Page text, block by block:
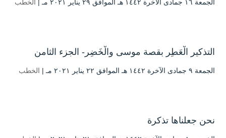
الجمعة ۱٦ جمادى الآخرة ۱٤٤۲ هـ الموافق ۲۹ يناير ۲۰۲۱ مـ | الخطب
التذكير الْعَطِر بقصة موسى والْخَضِر- الجزء الثامن
الجمعة ۹ جمادى الآخرة ۱٤٤۲ هـ الموافق ۲۲ يناير ۲۰۲۱ مـ | الخطب
نحن جعلناها تذكرة